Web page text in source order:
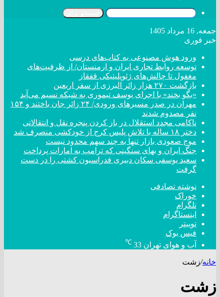
جمعه, 16 مرداد 1405
خبر فوری
ورود هوش مصنوعی به کتاب‌های درسی
توسعه روابط تجاری ایران و ارمنستان/ از ظرفیت‌های
مغفول تا چالش‌های ژئوپلیتیکی قفقاز
بازگشت ۲۷۰ هزار زائر البرزی از سفر اربعین
«بگو بخند» با اجرای یوسف تیموری به شبکه نسیم می‌آید
مهران در صدر مسیر‌های ورودی/ ۲۴ زائر جان باختند و ۱۵۴
نفر مصدوم شدند
ناکامی مجدد استقلال در باز کردن پنجره نقل و انتقالاتی
دختر ‌۱۸‌ ‌ساله‌ با تلاش پلیس کرج از خودکشی منصرف شد
موج صعودی بازار تنها به چند سهم محدود نیست
جنگ ایران و بهای سنگینی که ترامپ به امارات پرداخت
سعید یوسفی سکان دبیری فدراسیون کشتی را در دست
گرفت
نوشته تصادفی
خوراک
تلگرام
اینستاگرام
توییتر
فیس بوک
آب و هوای تهران 33
℃
خانه/زشت
زشت